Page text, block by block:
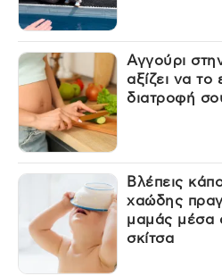
Αγγούρι
αξίζει να το
διατροφή
Βλέπεις
χαώδης
μαμάς μέσα
σκίτσα